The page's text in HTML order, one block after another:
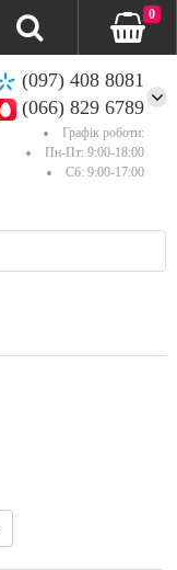
(097) 408 8081
(066) 829 6789
Графік роботи:
Пн-Пт: 9:00-18:00
Сб: 9:00-17:00
0